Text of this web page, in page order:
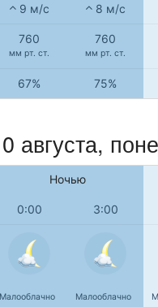
9 м/с 8 м/с
760
мм рт. ст.
760
мм рт. ст.
67% 75%
августа,
Ночью
0:00 3:00
Малооблачно Малооблачно